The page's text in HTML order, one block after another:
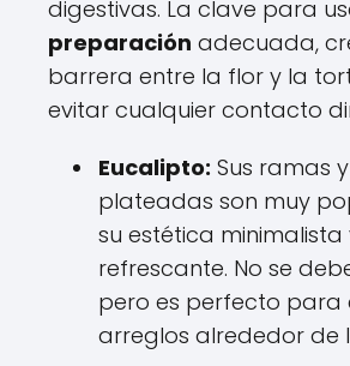
digestivas. La clave para
preparación adecuada,
barrera entre la flor y la
evitar cualquier contacto
Eucalipto: Sus ramas
plateadas son muy
su estética
refrescante. No se
pero es perfecto para
arreglos alrededor de